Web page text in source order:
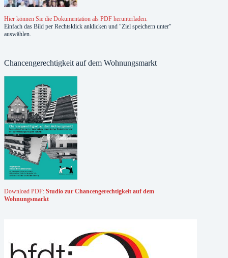
Hier können Sie die Dokumentation als PDF herunterladen.
Einfach das Bild per Rechtsklick anklicken und "Ziel speichern unter"
auswählen.
Chancengerechtigkeit auf dem Wohnungsmarkt
Download PDF: Studio zur Chancengerechtigkeit auf dem
Wohnungsmarkt